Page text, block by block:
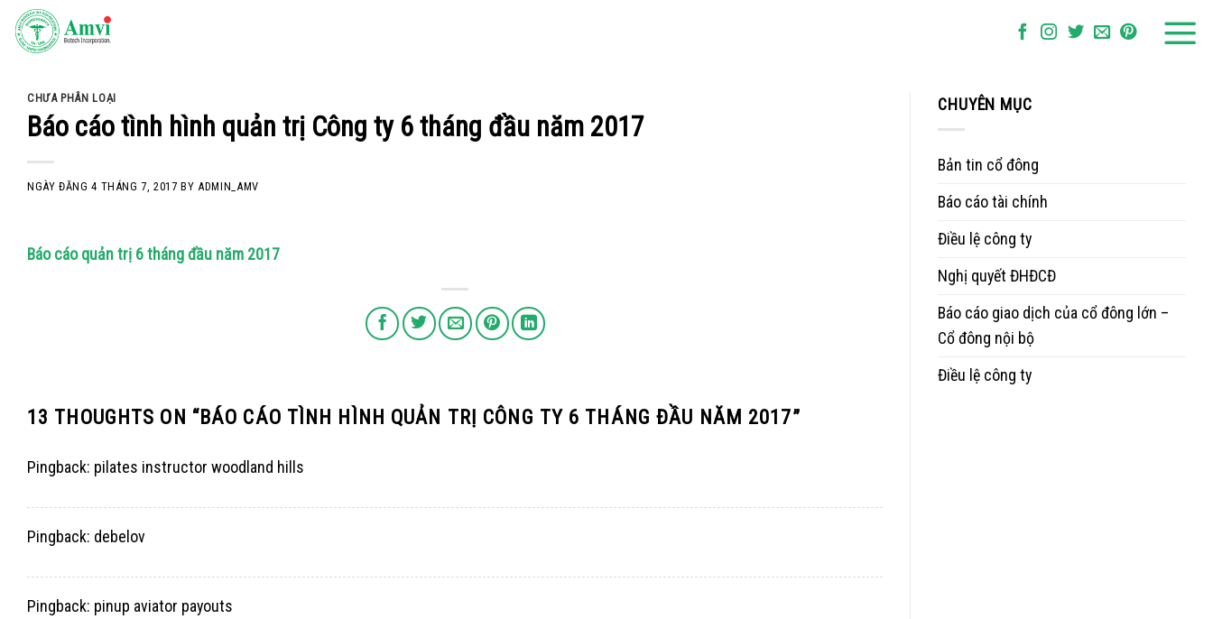
Skip
CHƯA PHÂN LOẠI
Báo cáo tình hình quản trị Công ty 6 tháng đầu năm 2017
NGÀY ĐĂNG4 THÁNG 7, 2017 BYADMIN_AMV
Báo cáo quản trị 6 tháng đầu năm 2017
13 THOUGHTS ON “BÁO CÁO TÌNH HÌNH QUẢN TRỊ CÔNG TY 6 THÁNG ĐẦU NĂM 2017”
Pingback: pilates instructor woodland hills
Pingback: debelov
Pingback: pinup aviator payouts
CHUYÊN MỤC
Bản tin cổ đông
Báo cáo tài chính
Điều lệ công ty
Nghị quyết ĐHĐCĐ
Báo cáo giao dịch của cổ đông lớn –
Cổ đông nội bộ
Điều lệ công ty